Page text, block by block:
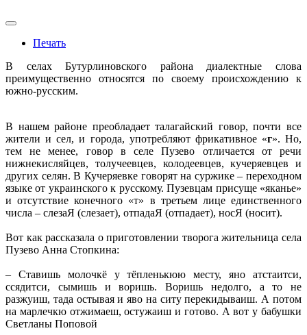
Печать
В селах Бутурлиновского района диалектные слова
преимущественно относятся по своему происхождению к
южно-русским.
В нашем районе преобладает талагайский говор, почти все
жители и сел, и города, употребляют фрикативное «г». Но,
тем не менее, говор в селе Пузево отличается от речи
нижнекисляйцев, толучеевцев, колодеевцев, кучеряевцев и
других селян. В Кучеряевке говорят на суржике – переходном
языке от украинского к русскому. Пузевцам присуще «яканье»
и отсутствие конечного «т» в третьем лице единственного
числа – слезаЯ (слезает), отпадаЯ (отпадает), носЯ (носит).
Вот как рассказала о приготовлении творога жительница села
Пузево Анна Стопкина:
– Ставишь молочкё у тёпленькюю месту, яно атстаитси,
ссядитси, сымишь и воришь. Воришь недолго, а то не
разжуиш, тада остывая и яво на ситу перекидываиш. А потом
на марлечкю отжимаеш, остужаиш и готово. А вот у бабушки
Светланы Поповой